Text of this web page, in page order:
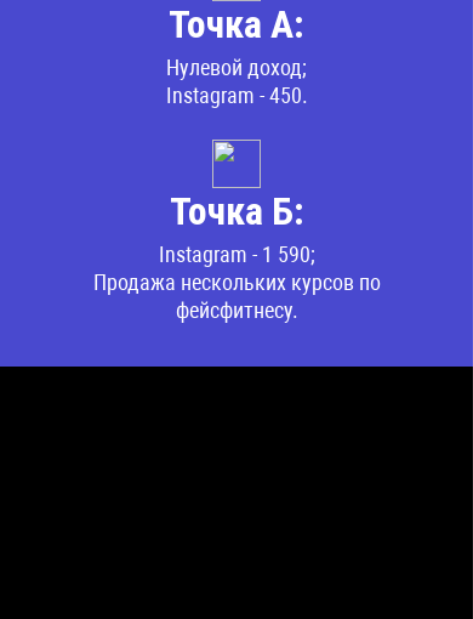
Точка А:
Нулевой доход;
Instagram - 450.
Точка Б:
Instagram - 1 590;
Продажа нескольких курсов по
фейсфитнесу.